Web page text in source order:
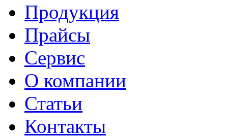
Продукция
Прайсы
Сервис
О компании
Статьи
Контакты